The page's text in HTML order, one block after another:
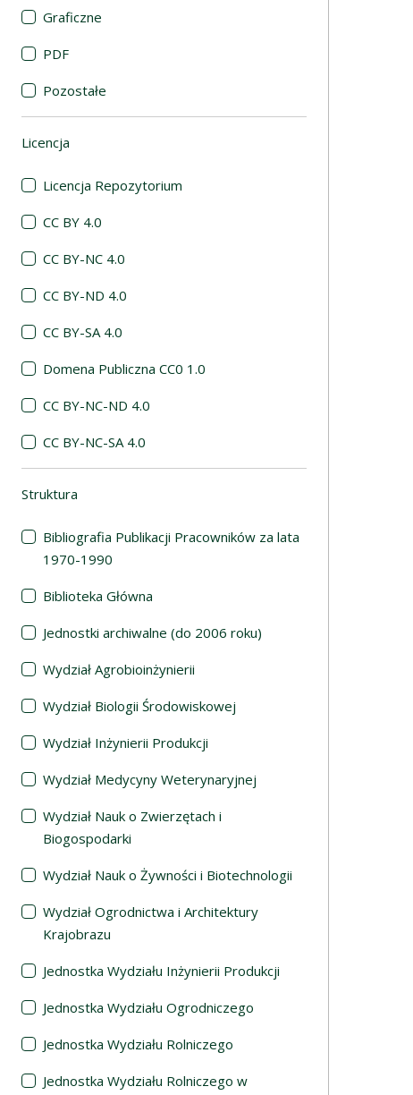
Graficzne
PDF
Pozostałe
Licencja
Licencja Repozytorium
CC BY 4.0
CC BY-NC 4.0
CC BY-ND 4.0
CC BY-SA 4.0
Domena Publiczna CC0 1.0
CC BY-NC-ND 4.0
CC BY-NC-SA 4.0
Struktura
Bibliografia Publikacji Pracowników za lata
1970-1990
Biblioteka Główna
Jednostki archiwalne (do 2006 roku)
Wydział Agrobioinżynierii
Wydział Biologii Środowiskowej
Wydział Inżynierii Produkcji
Wydział Medycyny Weterynaryjnej
Wydział Nauk o Zwierzętach i
Biogospodarki
Wydział Nauk o Żywności i Biotechnologii
Wydział Ogrodnictwa i Architektury
Krajobrazu
Jednostka Wydziału Inżynierii Produkcji
Jednostka Wydziału Ogrodniczego
Jednostka Wydziału Rolniczego
Jednostka Wydziału Rolniczego w